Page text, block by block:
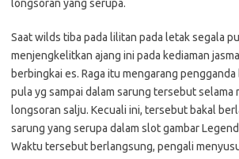
longsoran yang serupa.
Saat wilds tiba pada lilitan pada letak segala
menjengkelitkan ajang ini pada kediaman
berbingkai es. Raga itu mengarang
pula yg sampai dalam sarung tersebut selama
longsoran salju. Kecuali ini, tersebut bakal
sarung yang serupa dalam slot gambar
Waktu tersebut berlangsung, pengali